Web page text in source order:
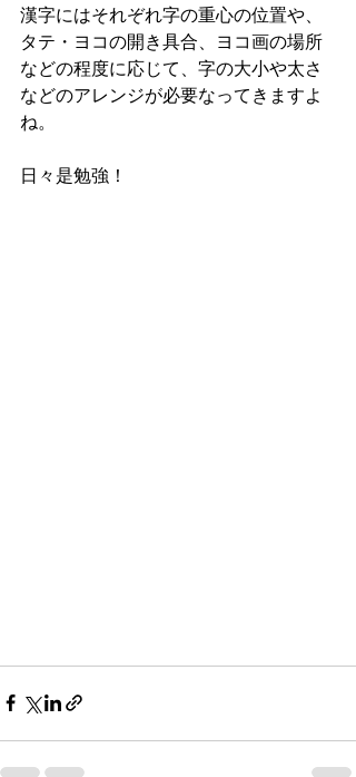
漢字にはそれぞれ字の重心の位置や、
タテ・ヨコの開き具合、ヨコ画の場所
などの程度に応じて、字の大小や太さ
などのアレンジが必要なってきますよ
ね。
日々是勉強！